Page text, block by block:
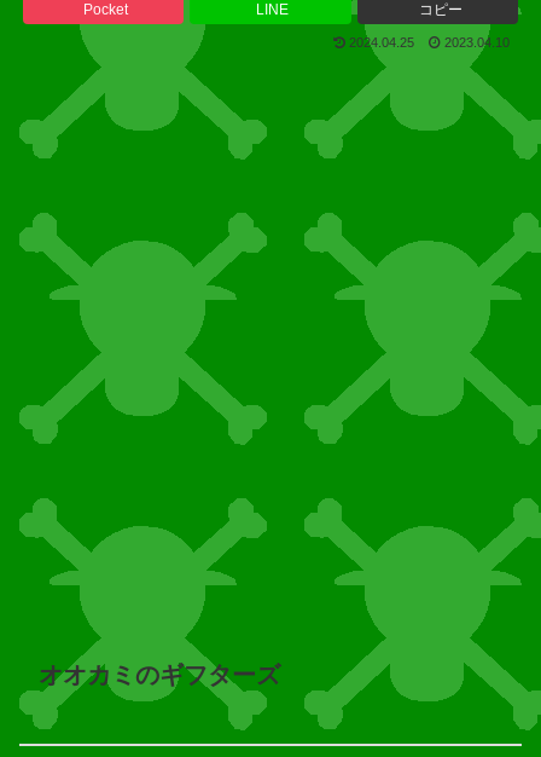
Pocket LINE コピー
2024.04.25 2023.04.10
オオカミのギフターズ